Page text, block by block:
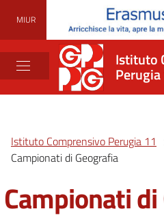
MIUR
Istituto
Perugia
Istituto Comprensivo Perugia 11
Campionati di Geografia
Campionati